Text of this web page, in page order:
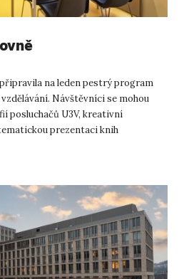
na leden pestrý program
Návštěvníci se mohou
posluchačů U3V, kreativní
prezentaci knih